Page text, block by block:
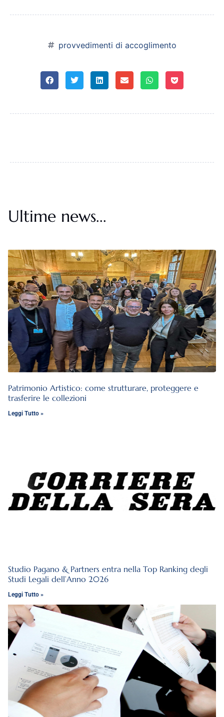
provvedimenti di accoglimento
Ultime news...
Patrimonio Artistico: come strutturare, proteggere e
trasferire le collezioni
Leggi Tutto »
Studio Pagano & Partners entra nella Top Ranking degli
Studi Legali dell’Anno 2026
Leggi Tutto »